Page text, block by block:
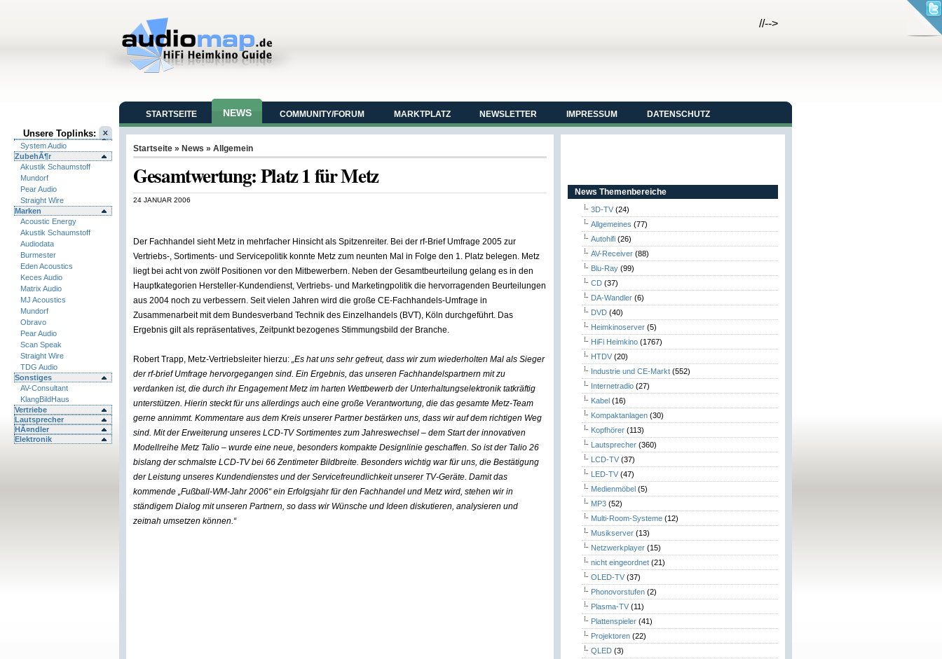
//-->
Unsere Toplinks:
System Audio
ZubehÃ¶r
Akustik Schaumstoff
Mundorf
Pear Audio
Straight Wire
Marken
Acoustic Energy
Akustik Schaumstoff
Audiodata
Burmester
Eden Acoustics
Keces Audio
Matrix Audio
MJ Acoustics
Mundorf
Obravo
Pear Audio
Scan Speak
Straight Wire
TDG Audio
Sonstiges
AV-Consultant
KlangBildHaus
Vertriebe
Lautsprecher
HÃ¤ndler
Elektronik
STARTSEITE NEWS COMMUNITY/FORUM MARKTPLATZ NEWSLETTER IMPRESSUM DATENSCHUTZ
Startseite » News » Allgemein
Gesamtwertung: Platz 1 für Metz
24 JANUAR 2006
Der Fachhandel sieht Metz in mehrfacher Hinsicht als Spitzenreiter. Bei der rf-Brief Umfrage 2005 zur
Vertriebs-, Sortiments- und Servicepolitik konnte Metz zum neunten Mal in Folge den 1. Platz belegen. Metz
liegt bei acht von zwölf Positionen vor den Mitbewerbern. Neben der Gesamtbeurteilung gelang es in den
Hauptkategorien Hersteller-Kundendienst, Vertriebs- und Marketingpolitik die hervorragenden Beurteilungen
aus 2004 noch zu verbessern. Seit vielen Jahren wird die große CE-Fachhandels-Umfrage in
Zusammenarbeit mit dem Bundesverband Technik des Einzelhandels (BVT), Köln durchgeführt. Das
Ergebnis gilt als repräsentatives, Zeitpunkt bezogenes Stimmungsbild der Branche.
Robert Trapp, Metz-Vertriebsleiter hierzu: „Es hat uns sehr gefreut, dass wir zum wiederholten Mal als Sieger
der rf-brief Umfrage hervorgegangen sind. Ein Ergebnis, das unseren Fachhandelspartnern mit zu
verdanken ist, die durch ihr Engagement Metz im harten Wettbewerb der Unterhaltungselektronik tatkräftig
unterstützen. Hierin steckt für uns allerdings auch eine große Verantwortung, die das gesamte Metz-Team
gerne annimmt. Kommentare aus dem Kreis unserer Partner bestärken uns, dass wir auf dem richtigen Weg
sind. Mit der Erweiterung unseres LCD-TV Sortimentes zum Jahreswechsel – dem Start der innovativen
Modellreihe Metz Talio – wurde eine neue, besonders kompakte Designlinie geschaffen. So ist der Talio 26
bislang der schmalste LCD-TV bei 66 Zentimeter Bildbreite. Besonders wichtig war für uns, die Bestätigung
der Leistung unseres Kundendienstes und der Servicefreundlichkeit unserer TV-Geräte. Damit das
kommende „Fußball-WM-Jahr 2006“ ein Erfolgsjahr für den Fachhandel und Metz wird, stehen wir in
ständigem Dialog mit unseren Partnern, so dass wir Wünsche und Ideen diskutieren, analysieren und
zeitnah umsetzen können.“
News Themenbereiche
3D-TV (24)
Allgemeines (77)
Autohifi (26)
AV-Receiver (88)
Blu-Ray (99)
CD (37)
DA-Wandler (6)
DVD (40)
Heimkinoserver (5)
HiFi Heimkino (1767)
HTDV (20)
Industrie und CE-Markt (552)
Internetradio (27)
Kabel (16)
Kompaktanlagen (30)
Kopfhörer (113)
Lautsprecher (360)
LCD-TV (37)
LED-TV (47)
Medienmöbel (5)
MP3 (52)
Multi-Room-Systeme (12)
Musikserver (13)
Netzwerkplayer (15)
nicht eingeordnet (21)
OLED-TV (37)
Phonovorstufen (2)
Plasma-TV (11)
Plattenspieler (41)
Projektoren (22)
QLED (3)